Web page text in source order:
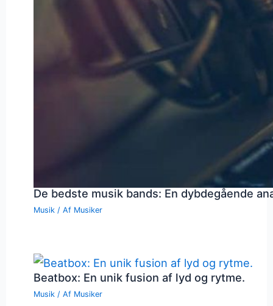
De bedste musik bands: En dybdegående
Musik / Af Musiker
Beatbox: En unik fusion af lyd og rytme.
Musik / Af Musiker